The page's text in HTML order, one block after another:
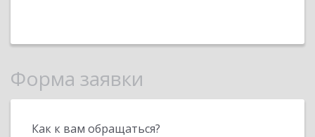
Форма заявки
Как к вам обращаться?